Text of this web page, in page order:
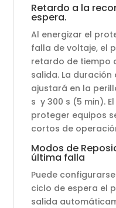
Retardo a la
espera.
Al energizar el
falla de voltaje, el
retardo de tiempo
salida. La
ajustará en la
s y 300 s (5 min).
proteger equipos
cortos de
Modos de
última falla
Puede
ciclo de espera el
salida